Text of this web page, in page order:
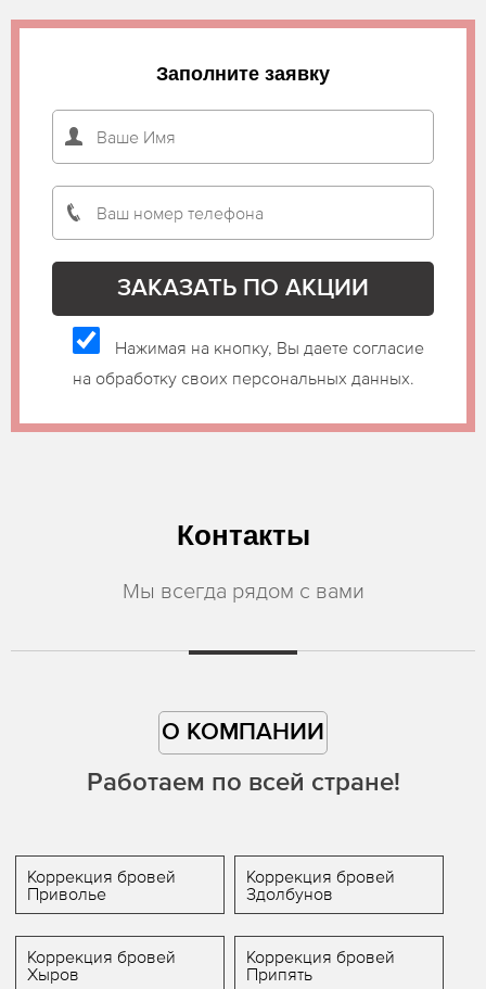
Заполните заявку
Нажимая на кнопку, Вы даете согласие
на обработку своих персональных данных.
Контакты
Мы всегда рядом с вами
О КОМПАНИИ
Работаем по всей стране!
Коррекция бровей
Приволье
Коррекция бровей
Здолбунов
Коррекция бровей
Хыров
Коррекция бровей
Припять